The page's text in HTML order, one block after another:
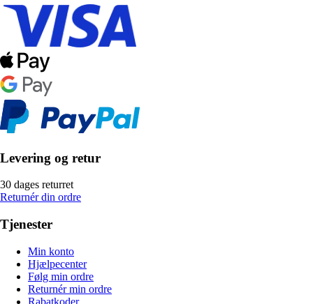
Levering og retur
30 dages returret
Returnér din ordre
Tjenester
Min konto
Hjælpecenter
Følg min ordre
Returnér min ordre
Rabatkoder